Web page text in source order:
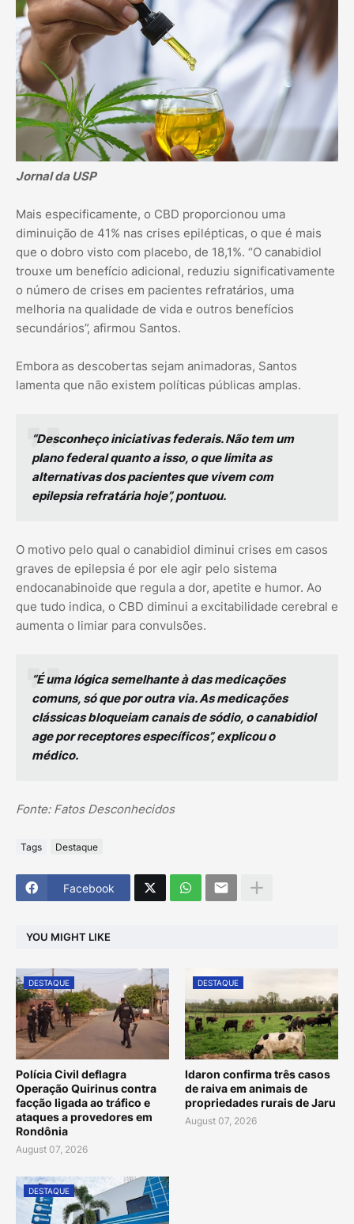
Jornal da USP
Mais especificamente, o CBD proporcionou uma
diminuição de 41% nas crises epilépticas, o que é mais
que o dobro visto com placebo, de 18,1%. “O canabidiol
trouxe um benefício adicional, reduziu significativamente
o número de crises em pacientes refratários, uma
melhoria na qualidade de vida e outros benefícios
secundários”, afirmou Santos.
Embora as descobertas sejam animadoras, Santos
lamenta que não existem políticas públicas amplas.
“Desconheço iniciativas federais. Não tem um
plano federal quanto a isso, o que limita as
alternativas dos pacientes que vivem com
epilepsia refratária hoje”, pontuou.
O motivo pelo qual o canabidiol diminui crises em casos
graves de epilepsia é por ele agir pelo sistema
endocanabinoide que regula a dor, apetite e humor. Ao
que tudo indica, o CBD diminui a excitabilidade cerebral e
aumenta o limiar para convulsões.
“É uma lógica semelhante à das medicações
comuns, só que por outra via. As medicações
clássicas bloqueiam canais de sódio, o canabidiol
age por receptores específicos”, explicou o
médico.
Fonte: Fatos Desconhecidos
Tags Destaque
Facebook
YOU MIGHT LIKE
DESTAQUE
Polícia Civil deflagra
Operação Quirinus contra
facção ligada ao tráfico e
ataques a provedores em
Rondônia
August 07, 2026
DESTAQUE
Idaron confirma três casos
de raiva em animais de
propriedades rurais de Jaru
August 07, 2026
DESTAQUE